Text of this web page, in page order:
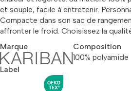
et souple, facile à entretenir.
Compacte dans son sac de
affronter le froid. Choisissez la
Marque
Composition
100% polyamide
Label